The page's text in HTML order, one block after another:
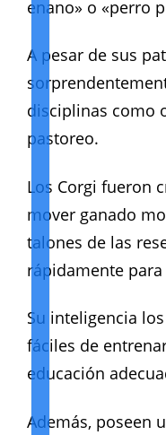
enano» o «perro
A pesar de sus
disciplinas como
pastoreo.
Los Corgi fueron
mover ganado
talones de las
rápidamente
Su inteligencia
fáciles de
educación
Además, poseen